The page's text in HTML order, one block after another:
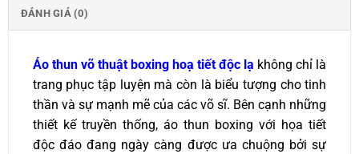
ĐÁNH GIÁ (0)
Áo thun võ thuật boxing hoạ tiết độc lạ không chỉ là
trang phục tập luyện mà còn là biểu tượng cho tinh
thần và sự mạnh mẽ của các võ sĩ. Bên cạnh những
thiết kế truyền thống, áo thun boxing với họa tiết
độc đáo đang ngày càng được ưa chuộng bởi sự